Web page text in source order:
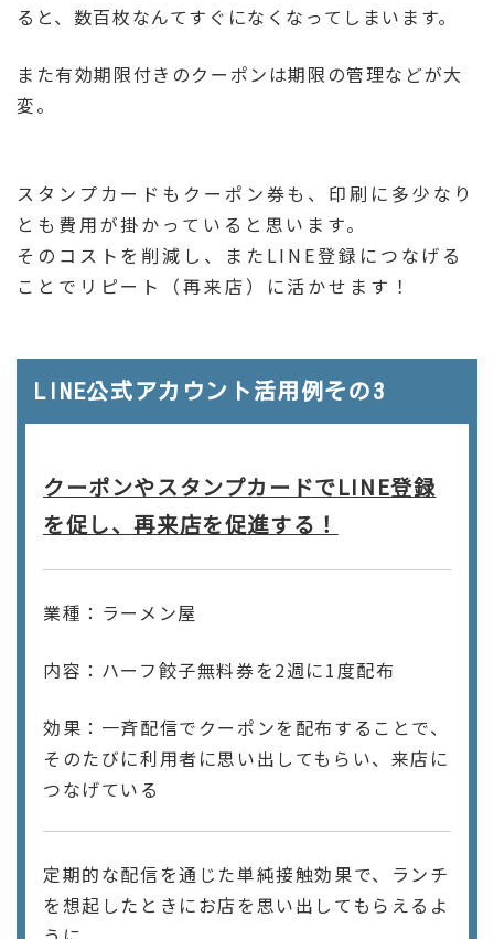
ると、数百枚なんてすぐになくなってしまいます。
また有効期限付きのクーポンは期限の管理などが大
変。
スタンプカードもクーポン券も、印刷に多少なり
とも費用が掛かっていると思います。
そのコストを削減し、またLINE登録につなげる
ことでリピート（再来店）に活かせます！
LINE公式アカウント活用例その3
クーポンやスタンプカードでLINE登録
を促し、再来店を促進する！
業種：ラーメン屋
内容：ハーフ餃子無料券を2週に1度配布
効果：一斉配信でクーポンを配布することで、
そのたびに利用者に思い出してもらい、来店に
つなげている
定期的な配信を通じた単純接触効果で、ランチ
を想起したときにお店を思い出してもらえるよ